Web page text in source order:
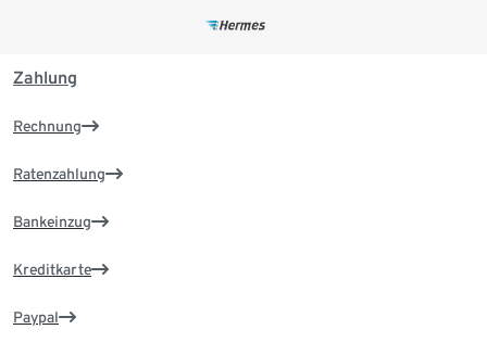
Zahlung
Rechnung
Ratenzahlung
Bankeinzug
Kreditkarte
Paypal